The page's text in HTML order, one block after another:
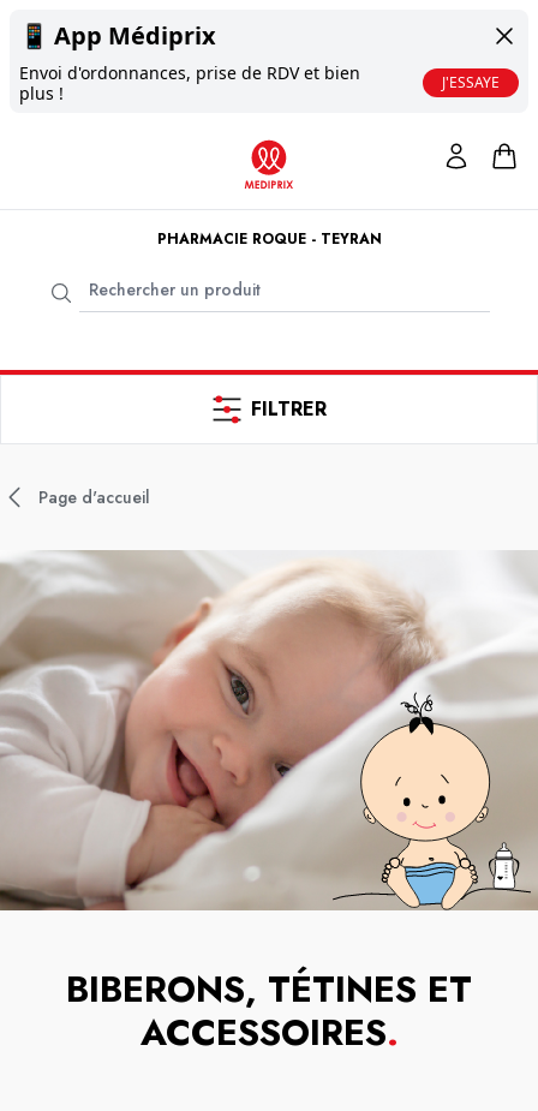
📱 App Médiprix
Envoi d'ordonnances, prise de RDV et bien
plus !
J'ESSAYE
PHARMACIE ROQUE - TEYRAN
FILTRER
Page d'accueil
BIBERONS, TÉTINES ET
ACCESSOIRES.